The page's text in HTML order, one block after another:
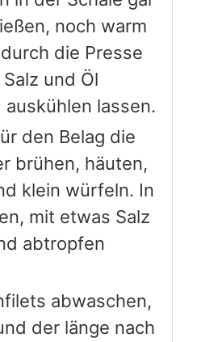
noch warm
die Presse
und Öl
lassen.
den Belag die
brühen, häuten,
klein würfeln. In
mit etwas Salz
abtropfen
abwaschen,
der länge nach